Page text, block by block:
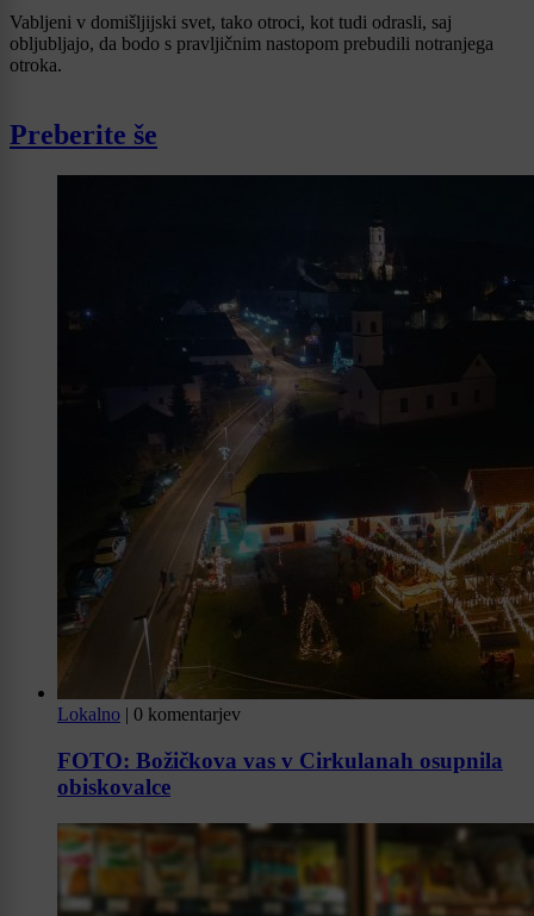
Vabljeni v domišljijski svet, tako otroci, kot tudi odrasli, saj
obljubljajo, da bodo s pravljičnim nastopom prebudili notranjega
otroka.
Preberite še
Lokalno | 0 komentarjev
FOTO: Božičkova vas v Cirkulanah osupnila
obiskovalce